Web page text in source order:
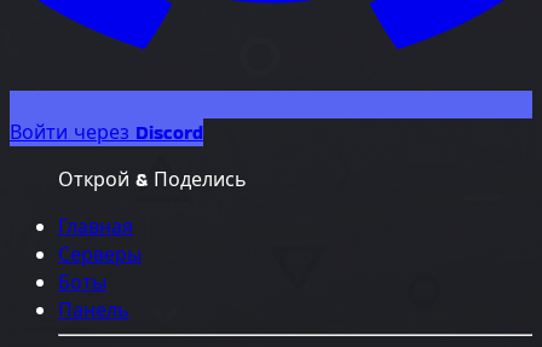
Войти через Discord
Открой & Поделись
Главная
Серверы
Боты
Панель